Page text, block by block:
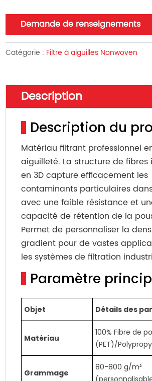
Demande de renseignements
Catégorie : Filtre à aiguilles Nonwoven
Description
Description du
Matériau filtrant professionnel
aiguilleté. La structure de fibres
en 3D capture efficacement les
contaminants particulaires
avec une faible résistance et
capacité de rétention de la
Permet de personnaliser la
gradient pour de vastes
les systèmes de filtration
Paramètre
Objet Détails des
Matériau
100% Fibre de
(PET)/
Grammage
80-800 g/m²